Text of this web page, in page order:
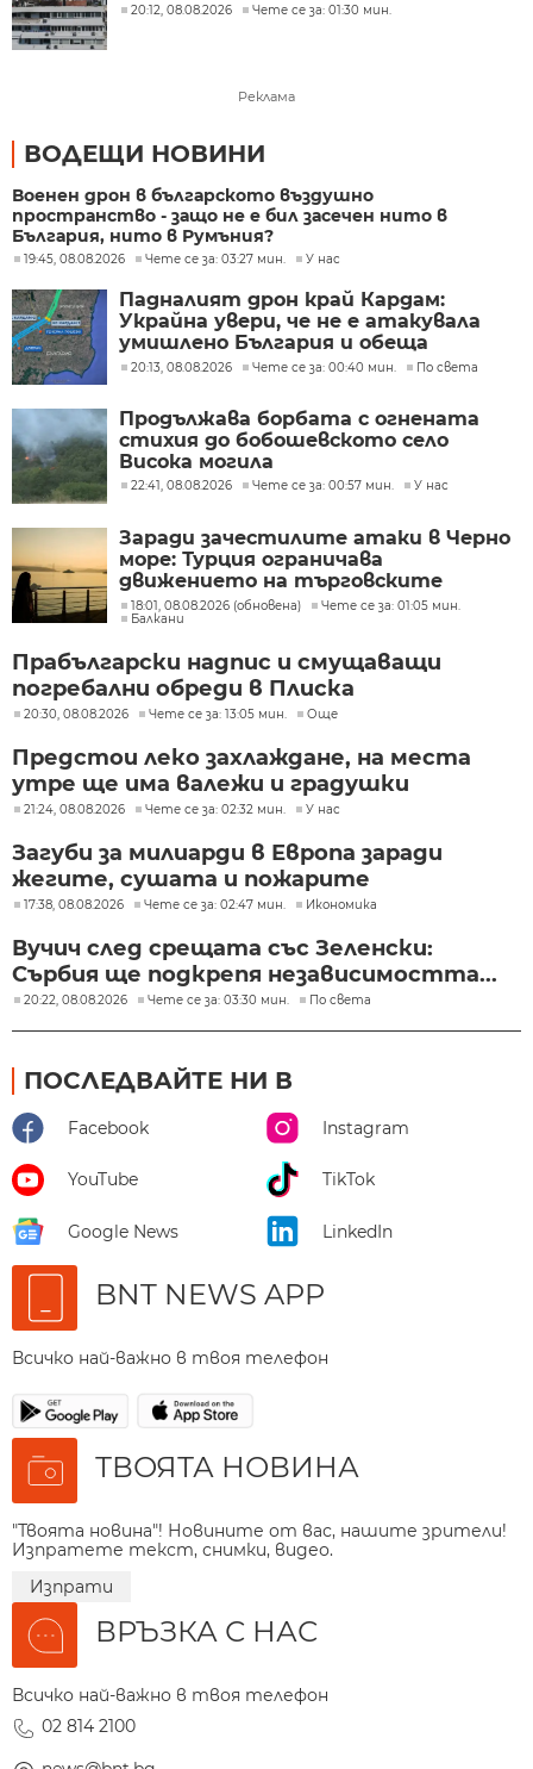
20:12, 08.08.2026 Чете се за: 01:30 мин.
Реклама
ВОДЕЩИ НОВИНИ
Военен дрон в българското въздушно
пространство - защо не е бил засечен нито в
България, нито в Румъния?
19:45, 08.08.2026 Чете се за: 03:27 мин. У нас
Падналият дрон край Кардам:
Украйна увери, че не е атакувала
умишлено България и обеща
разследване
20:13, 08.08.2026 Чете се за: 00:40 мин. По света
Продължава борбата с огнената
стихия до бобошевското село
Висока могила
22:41, 08.08.2026 Чете се за: 00:57 мин. У нас
Заради зачестилите атаки в Черно
море: Турция ограничава
движението на търговските
кораби
18:01, 08.08.2026 (обновена)
Чете се за: 01:05 мин.
Балкани
Прабългарски надпис и смущаващи
погребални обреди в Плиска
20:30, 08.08.2026 Чете се за: 13:05 мин. Още
Предстои леко захлаждане, на места
утре ще има валежи и градушки
21:24, 08.08.2026 Чете се за: 02:32 мин. У нас
Загуби за милиарди в Европа заради
жегите, сушата и пожарите
17:38, 08.08.2026 Чете се за: 02:47 мин. Икономика
Вучич след срещата със Зеленски:
Сърбия ще подкрепя независимостта...
20:22, 08.08.2026 Чете се за: 03:30 мин. По света
ПОСЛЕДВАЙТЕ НИ В
Facebook Instagram
YouTube TikTok
Google News LinkedIn
BNT NEWS APP
Всичко най-важно в твоя телефон
ТВОЯТА НОВИНА
"Твоята новина"! Новините от вас, нашите зрители!
Изпратете текст, снимки, видео.
Изпрати
ВРЪЗКА С НАС
Всичко най-важно в твоя телефон
02 814 2100